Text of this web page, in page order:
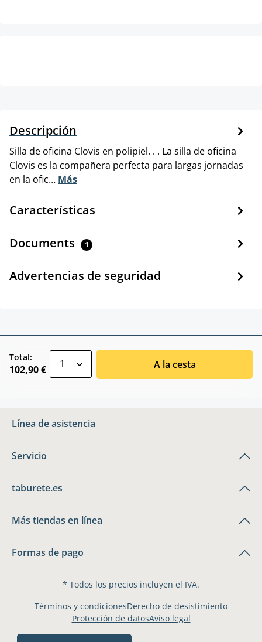
Descripción
Silla de oficina Clovis en polipiel. . . La silla de oficina
Clovis es la compañera perfecta para largas jornadas
en la ofic… Más
Características
Documents 1
Advertencias de seguridad
Total:
102,90 € A la cesta
Línea de asistencia
Servicio
taburete.es
Más tiendas en línea
Formas de pago
* Todos los precios incluyen el IVA.
Términos y condicionesDerecho de desistimiento
Protección de datosAviso legal